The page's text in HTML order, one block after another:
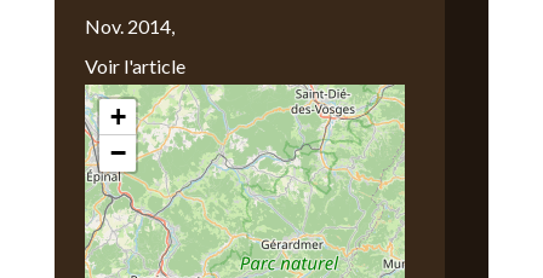
Nov. 2014,
Voir l'article
Nous Trouver
+
−